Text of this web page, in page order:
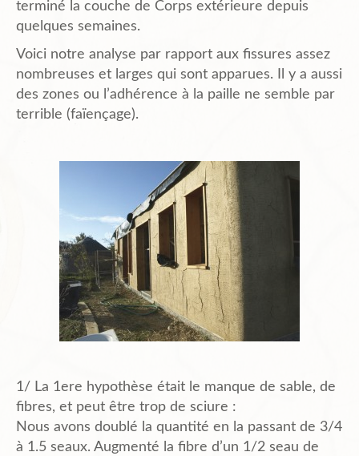
Plans de l’Abri
Liens Amis
Biblio.
Contact
terminé la couche de Corps extérieure depuis
quelques semaines.
Voici notre analyse par rapport aux fissures assez
nombreuses et larges qui sont apparues. Il y a aussi
des zones ou l’adhérence à la paille ne semble par
terrible (faïençage).
1/ La 1ere hypothèse était le manque de sable, de
fibres, et peut être trop de sciure :
Nous avons doublé la quantité en la passant de 3/4
à 1.5 seaux. Augmenté la fibre d’un 1/2 seau de